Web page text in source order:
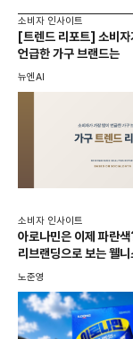
소비자 인사이트
[트렌드 리포트] 소비자
언급한 가구 브랜드는
뉴엔AI
소비자 인사이트
아로나민은 이제 파란
리브랜딩으로 보는 웰
최적화 전략
노준영